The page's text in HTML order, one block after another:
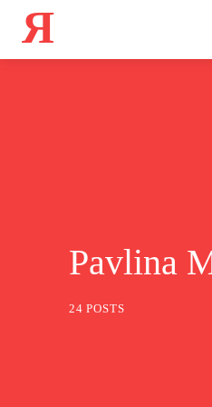
Я
Pavlina
24 POSTS